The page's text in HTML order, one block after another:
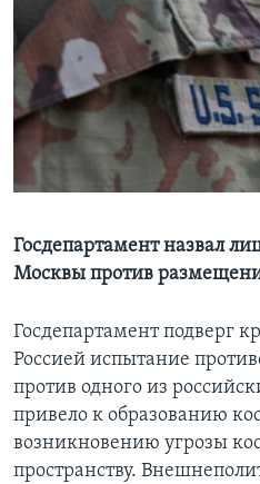
Learning English
СОЦИАЛЬНЫЕ СЕТИ
Госдепартамент назвал
Москвы против
Госдепартамент подверг
Россией испытание
против одного из
привело к образованию
возникновению угрозы
пространству.